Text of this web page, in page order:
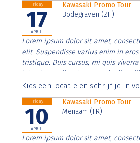
Friday
17
APRIL
Kawasaki Promo Tour
Bodegraven (ZH)
Lorem ipsum dolor sit amet,
elit. Suspendisse varius enim in
tristique. Duis cursus, mi quis
interdum nulla, ut commodo diam
Aenean faucibus nibh et justo
Kies een locatie en schrijf je in
Friday
10
APRIL
Kawasaki Promo Tour
Menaam (FR)
Lorem ipsum dolor sit amet,